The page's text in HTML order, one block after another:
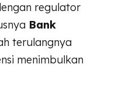
regulator
Bank
terulangnya
menimbulkan